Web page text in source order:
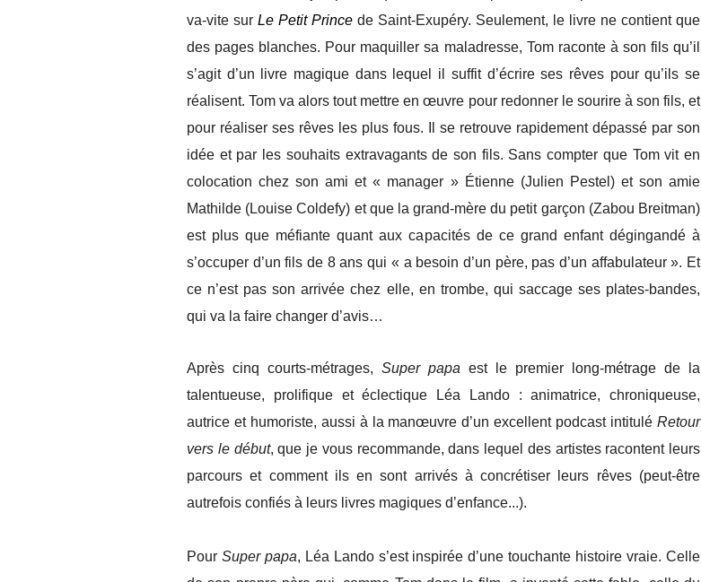
va-vite sur Le Petit Prince de Saint-Exupéry. Seulement, le livre ne contient que
des pages blanches. Pour maquiller sa maladresse, Tom raconte à son fils qu’il
s’agit d’un livre magique dans lequel il suffit d’écrire ses rêves pour qu’ils se
réalisent. Tom va alors tout mettre en œuvre pour redonner le sourire à son fils, et
pour réaliser ses rêves les plus fous. Il se retrouve rapidement dépassé par son
idée et par les souhaits extravagants de son fils. Sans compter que Tom vit en
colocation chez son ami et « manager » Étienne (Julien Pestel) et son amie
Mathilde (Louise Coldefy) et que la grand-mère du petit garçon (Zabou Breitman)
est plus que méfiante quant aux capacités de ce grand enfant dégingandé à
s’occuper d’un fils de 8 ans qui « a besoin d’un père, pas d’un affabulateur ». Et
ce n’est pas son arrivée chez elle, en trombe, qui saccage ses plates-bandes,
qui va la faire changer d’avis…
Après cinq courts-métrages, Super papa est le premier long-métrage de la
talentueuse, prolifique et éclectique Léa Lando : animatrice, chroniqueuse,
autrice et humoriste, aussi à la manœuvre d’un excellent podcast intitulé Retour
vers le début, que je vous recommande, dans lequel des artistes racontent leurs
parcours et comment ils en sont arrivés à concrétiser leurs rêves (peut-être
autrefois confiés à leurs livres magiques d’enfance...).
Pour Super papa, Léa Lando s’est inspirée d’une touchante histoire vraie. Celle